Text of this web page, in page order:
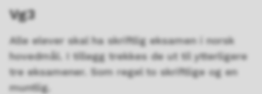
Vg3
Alle elever skal ha skriftlig eksamen i norsk
hovedmål. I tillegg trekkes de ut til ytterligere
tre eksamener. Som regel to skriftlige og en
muntlig.